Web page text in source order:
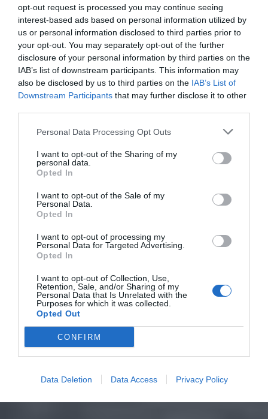
opt-out request is processed you may continue seeing
interest-based ads based on personal information utilized by
us or personal information disclosed to third parties prior to
your opt-out. You may separately opt-out of the further
disclosure of your personal information by third parties on the
IAB’s list of downstream participants. This information may
also be disclosed by us to third parties on the IAB’s List of
Downstream Participants that may further disclose it to other
Personal Data Processing Opt Outs
I want to opt-out of the Sharing of my
personal data.
Opted In
I want to opt-out of the Sale of my
Personal Data.
Opted In
I want to opt-out of processing my
Personal Data for Targeted Advertising.
Opted In
I want to opt-out of Collection, Use,
Retention, Sale, and/or Sharing of my
Personal Data that Is Unrelated with the
Purposes for which it was collected.
Opted Out
CONFIRM
Data Deletion Data Access Privacy Policy